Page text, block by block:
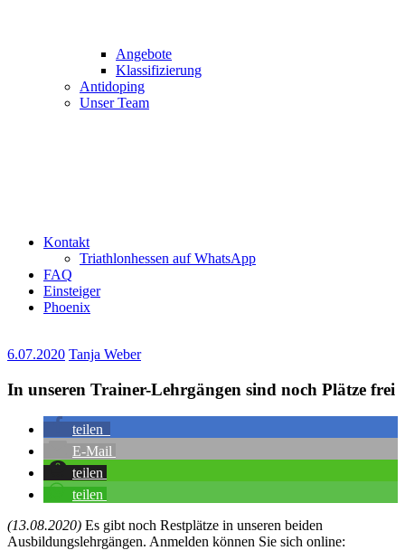
Angebote
Klassifizierung
Antidoping
Unser Team
Kontakt
Triathlonhessen auf WhatsApp
FAQ
Einsteiger
Phoenix
6.07.2020 Tanja Weber
In unseren Trainer-Lehrgängen sind noch Plätze frei
teilen
E-Mail
teilen
teilen
(13.08.2020) Es gibt noch Restplätze in unseren beiden
Ausbildungslehrgängen. Anmelden können Sie sich online: